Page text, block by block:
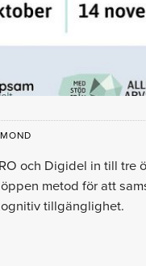
och Digidel in till tre
metod för att
tillgänglighet.